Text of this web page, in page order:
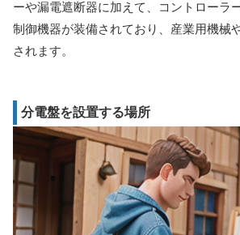
ーや漏電遮断器に加えて、コントローラ
制御機器が装備されており、産業用機械
されます。
分電盤を設置する場所